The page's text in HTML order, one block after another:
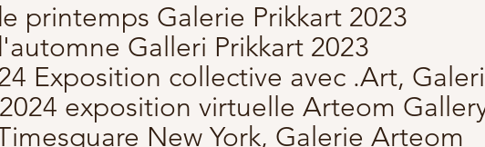
printemps Galerie Prikkart 2023
Galleri Prikkart 2023
Exposition collective avec .Art,
exposition virtuelle Arteom
New York, Galerie Arteom